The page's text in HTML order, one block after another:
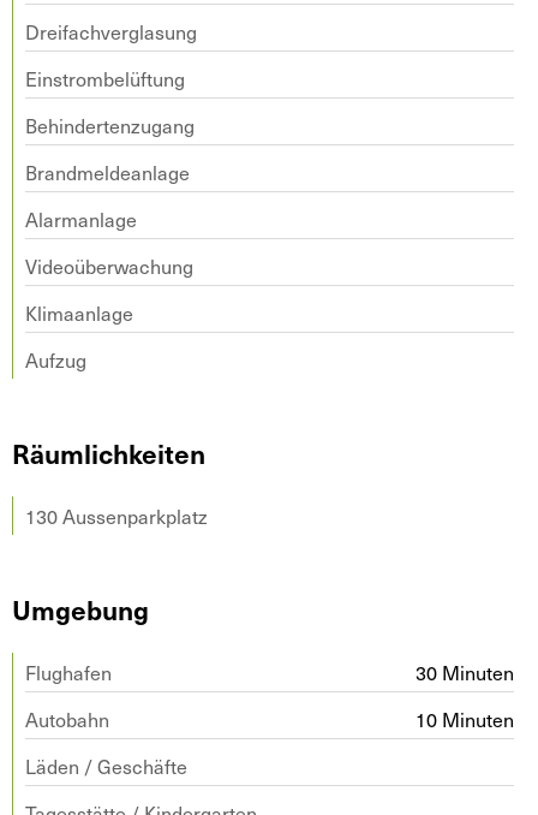
Dreifachverglasung
Einstrombelüftung
Behindertenzugang
Brandmeldeanlage
Alarmanlage
Videoüberwachung
Klimaanlage
Aufzug
Räumlichkeiten
130 Aussenparkplatz
Umgebung
Flughafen
30 Minuten
Autobahn
10 Minuten
Läden / Geschäfte